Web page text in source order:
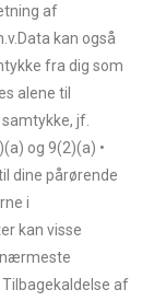
af
kan også
fra dig som
alene til
jf.
og 9(2)(a) •
dine pårørende
i
kan visse
af